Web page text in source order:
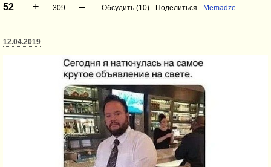
52 + 309 – Обсудить (10) Поделиться Memadze
12.04.2019